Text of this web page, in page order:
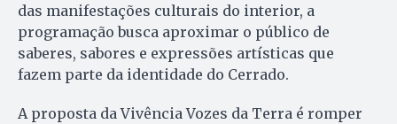
das manifestações culturais do interior, a
programação busca aproximar o público de
saberes, sabores e expressões artísticas que
fazem parte da identidade do Cerrado.
A proposta da Vivência Vozes da Terra é romper